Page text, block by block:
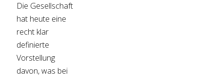
Die Gesellschaft
hat heute eine
recht klar
definierte
Vorstellung
davon, was bei